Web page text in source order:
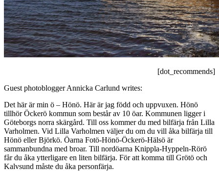
[dot_recommends]
Guest photoblogger Annicka Carlund writes:
Det här är min ö – Hönö. Här är jag född och uppvuxen. Hönö
tillhör Öckerö kommun som består av 10 öar. Kommunen ligger i
Göteborgs norra skärgård. Till oss kommer du med bilfärja från Lilla
Varholmen. Vid Lilla Varholmen väljer du om du vill åka bilfärja till
Hönö eller Björkö. Öarna Fotö-Hönö-Öckerö-Hälsö är
sammanbundna med broar. Till nordöarna Knippla-Hyppeln-Rörö
får du åka ytterligare en liten bilfärja. För att komma till Grötö och
Kalvsund måste du åka personfärja.